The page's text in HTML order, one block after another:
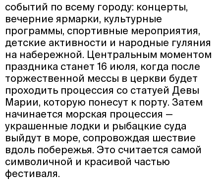
событий по всему городу: концерты,
вечерние ярмарки, культурные
программы, спортивные мероприятия,
детские активности и народные гуляния
на набережной. Центральным моментом
праздника станет 16 июля, когда после
торжественной мессы в церкви будет
проходить процессия со статуей Девы
Марии, которую понесут к порту. Затем
начинается морская процессия —
украшенные лодки и рыбацкие суда
выйдут в море, сопровождая шествие
вдоль побережья. Это считается самой
символичной и красивой частью
фестиваля.